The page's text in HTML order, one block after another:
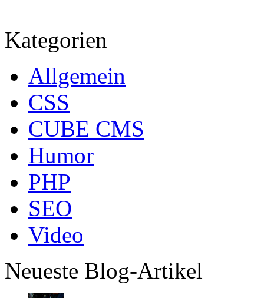
Kategorien
Allgemein
CSS
CUBE CMS
Humor
PHP
SEO
Video
Neueste Blog-Artikel